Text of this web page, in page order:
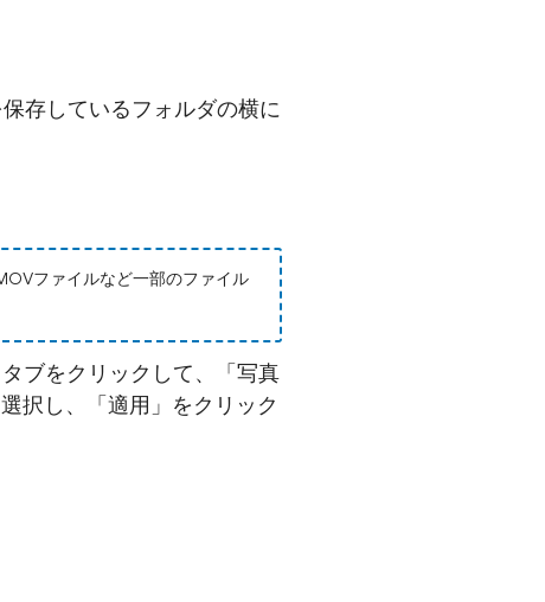
存しているフォルダの横に
ファイルなど一部のファイル
ブをクリックして、「写真
択し、「適用」をクリック